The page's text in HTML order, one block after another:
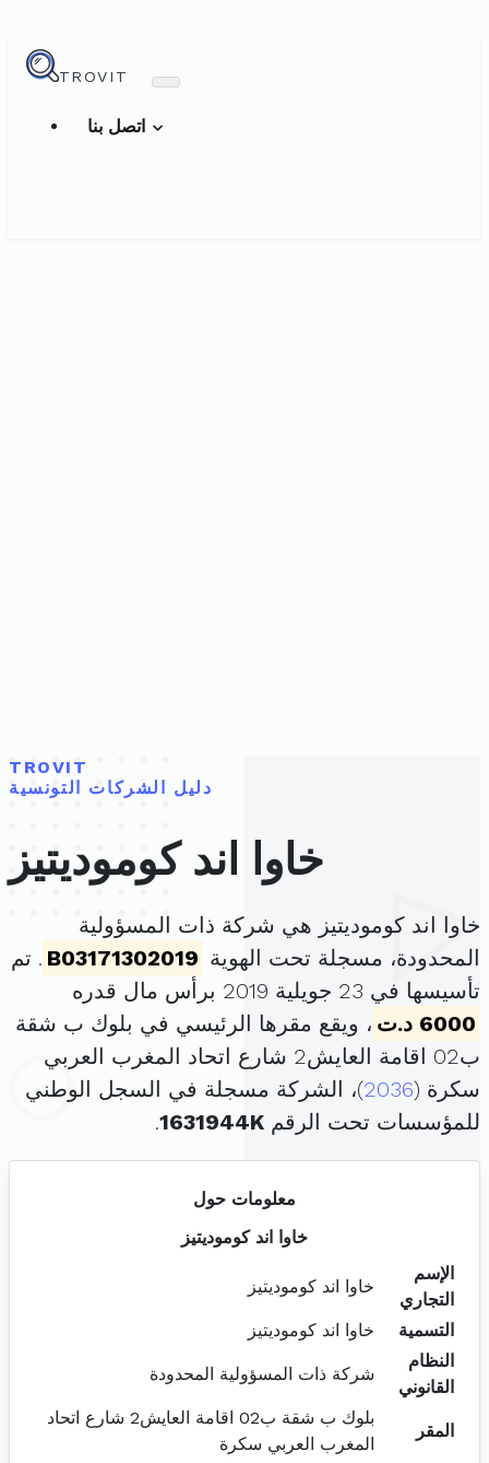
TROVIT
TROVIT
دليل الشركات التونسية
خاوا اند كوموديتيز
خاوا اند كوموديتيز هي شركة ذات المسؤولية
المحدودة، مسجلة تحت الهوية B03171302019 . تم
تأسيسها في 23 جويلية 2019 برأس مال قدره
6000 د.ت
، ويقع مقرها الرئيسي في بلوك ب شقة
ب02 اقامة العايش2 شارع اتحاد المغرب العربي
سكرة (2036)، الشركة مسجلة في السجل الوطني
للمؤسسات تحت الرقم 1631944K
.
معلومات حول
خاوا اند كوموديتيز
الإسم
التجاري
خاوا اند كوموديتيز
التسمية
خاوا اند كوموديتيز
النظام
القانوني
شركة ذات المسؤولية المحدودة
المقر
بلوك ب شقة ب02 اقامة العايش2 شارع اتحاد
المغرب العربي سكرة